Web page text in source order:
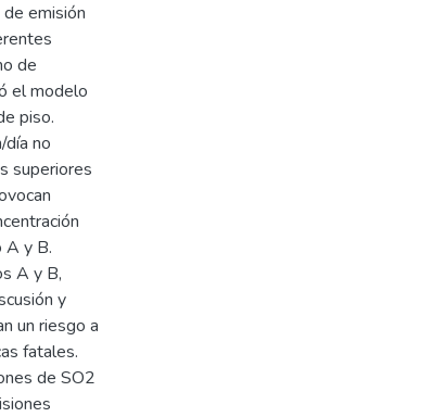
emisión
de
el modelo
piso.
no
superiores
A y B.
A y B,
y
un riesgo a
fatales.
de SO2